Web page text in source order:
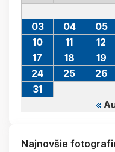
03
04 05
10
11 12
17
18 19
24
25 26
31
Najnovšie